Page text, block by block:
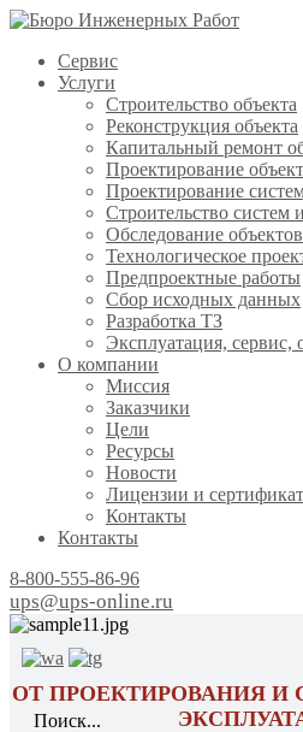
Сервис
Услуги
Строительство объекта
Реконструкция объекта
Капитальный ремонт
Проектирование
Проектирование
Строительство систем
Обследование объектов
Технологическое
Предпроектные работы
Сбор исходных данных
Разработка ТЗ
Эксплуатация, сервис,
О компании
Миссия
Заказчики
Цели
Ресурсы
Новости
Лицензии и
Контакты
Контакты
8-800-555-86-96
ups@ups-online.ru
ОТ ПРОЕКТИРОВАНИЯ И
Поиск...